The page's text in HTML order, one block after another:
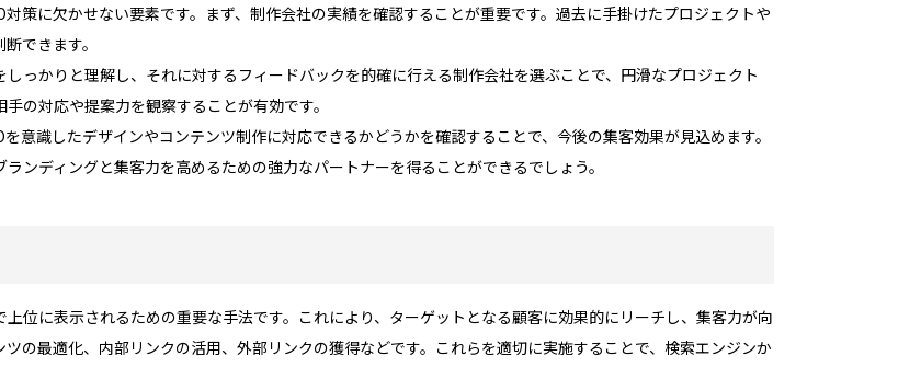
策に欠かせない要素です。まず、制作会社の実績を確認することが重要です。過去に手掛けたプロジェクトや
できます。
っかりと理解し、それに対するフィードバックを的確に行える制作会社を選ぶことで、円滑なプロジェクト
の対応や提案力を観察することが有効です。
意識したデザインやコンテンツ制作に対応できるかどうかを確認することで、今後の集客効果が見込めます。
ンディングと集客力を高めるための強力なパートナーを得ることができるでしょう。
位に表示されるための重要な手法です。これにより、ターゲットとなる顧客に効果的にリーチし、集客力が向
の最適化、内部リンクの活用、外部リンクの獲得などです。これらを適切に実施することで、検索エンジンか